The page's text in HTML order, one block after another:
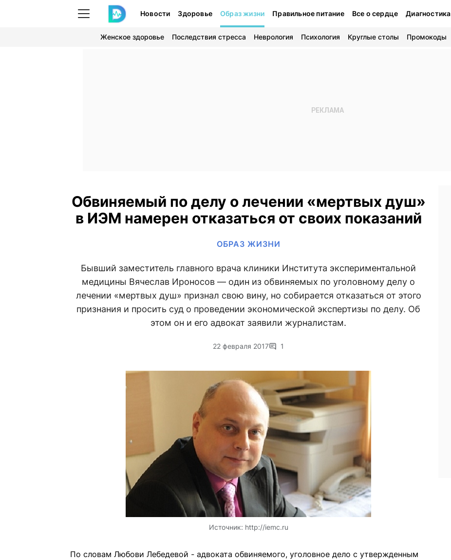
Новости Здоровье Образ жизни Правильное питание Все о сердце Диагностика
Женское здоровье Последствия стресса Неврология Психология Круглые столы Промокоды
Обвиняемый по делу о лечении «мертвых душ»
в ИЭМ намерен отказаться от своих показаний
ОБРАЗ ЖИЗНИ
Бывший заместитель главного врача клиники Института экспериментальной
медицины Вячеслав Ироносов — один из обвиняемых по уголовному делу о
лечении «мертвых душ» признал свою вину, но собирается отказаться от этого
признания и просить суд о проведении экономической экспертизы по делу. Об
этом он и его адвокат заявили журналистам.
22 февраля 2017 1
Источник: http://iemc.ru
По словам Любови Лебедевой - адвоката обвиняемого, уголовное дело с утвержденным